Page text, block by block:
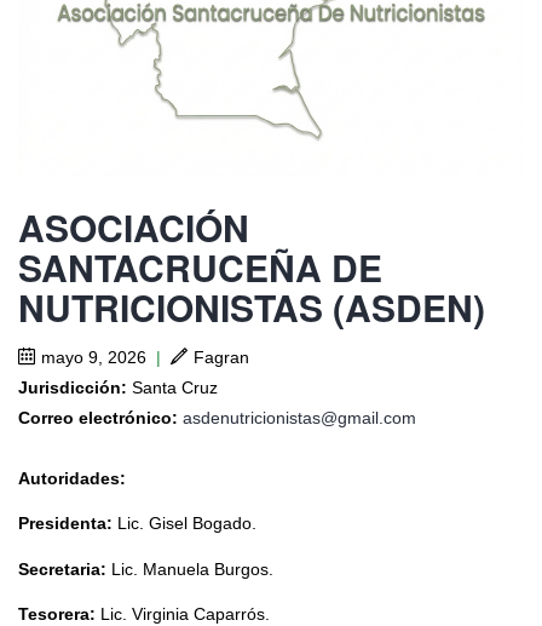
ASOCIACIÓN
SANTACRUCEÑA DE
NUTRICIONISTAS (ASDEN)
mayo 9, 2026 |
Fagran
Jurisdicción: Santa Cruz
Correo electrónico: asdenutricionistas@gmail.com
Autoridades:
Presidenta: Lic. Gisel Bogado.
Secretaria: Lic. Manuela Burgos.
Tesorera: Lic. Virginia Caparrós.